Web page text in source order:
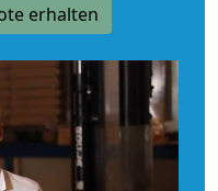
erhalten